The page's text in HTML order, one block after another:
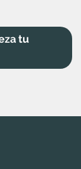
tu